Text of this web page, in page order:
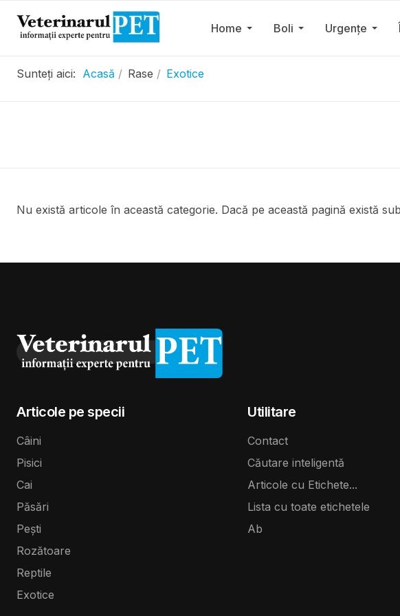
Home Boli Urgențe
Sunteți aici: Acasă Rase Exotice
Nu există articole în această categorie. Dacă pe această pagină există
Articole pe specii
Câini
Pisici
Cai
Păsări
Pești
Rozătoare
Reptile
Exotice
Utilitare
Contact
Căutare inteligentă
Articole cu Etichete...
Lista cu toate etichetele
Ab